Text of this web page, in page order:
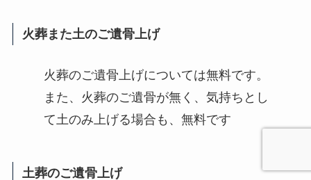
火葬また土のご遺骨上げ
火葬のご遺骨上げについては無料です。
また、火葬のご遺骨が無く、気持ちとし
て土のみ上げる場合も、無料です
土葬のご遺骨上げ